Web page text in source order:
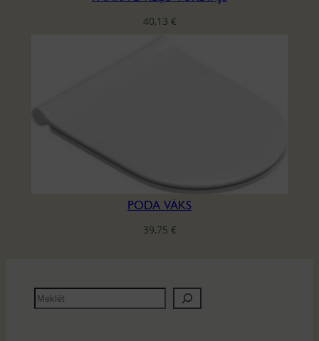
40,13 €
PODA VĀKS
39,75 €
M
e